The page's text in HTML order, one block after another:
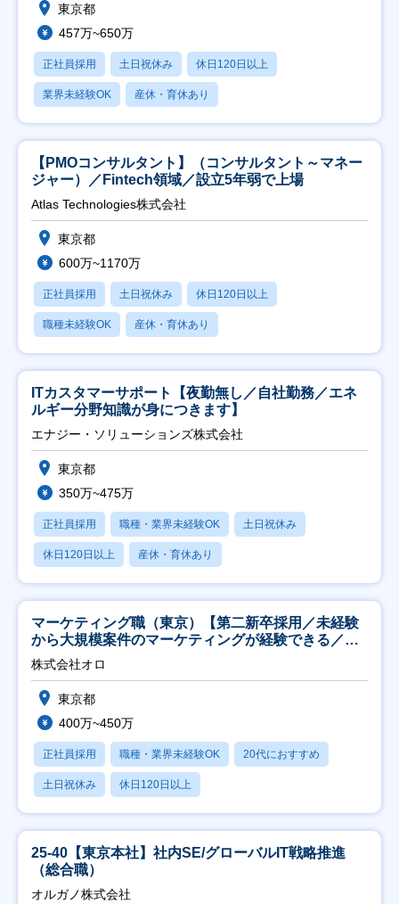
東京都
457万~650万
正社員採用 土日祝休み 休日120日以上
業界未経験OK 産休・育休あり
【PMOコンサルタント】（コンサルタント～マネー
ジャー）／Fintech領域／設立5年弱で上場
Atlas Technologies株式会社
東京都
600万~1170万
正社員採用 土日祝休み 休日120日以上
職種未経験OK 産休・育休あり
ITカスタマーサポート【夜勤無し／自社勤務／エネ
ルギー分野知識が身につきます】
エナジー・ソリューションズ株式会社
東京都
350万~475万
正社員採用 職種・業界未経験OK 土日祝休み
休日120日以上 産休・育休あり
マーケティング職（東京）【第二新卒採用／未経験
から大規模案件のマーケティングが経験できる／研
修充実】
株式会社オロ
東京都
400万~450万
正社員採用 職種・業界未経験OK 20代におすすめ
土日祝休み 休日120日以上
25-40【東京本社】社内SE/グローバルIT戦略推進
（総合職）
オルガノ株式会社